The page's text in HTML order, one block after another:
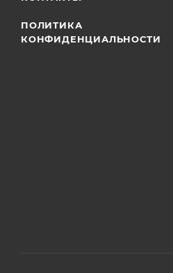
ПОЛИТИКА
КОНФИДЕНЦИАЛЬНОСТИ